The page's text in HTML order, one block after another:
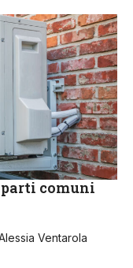
comuni
Ventarola